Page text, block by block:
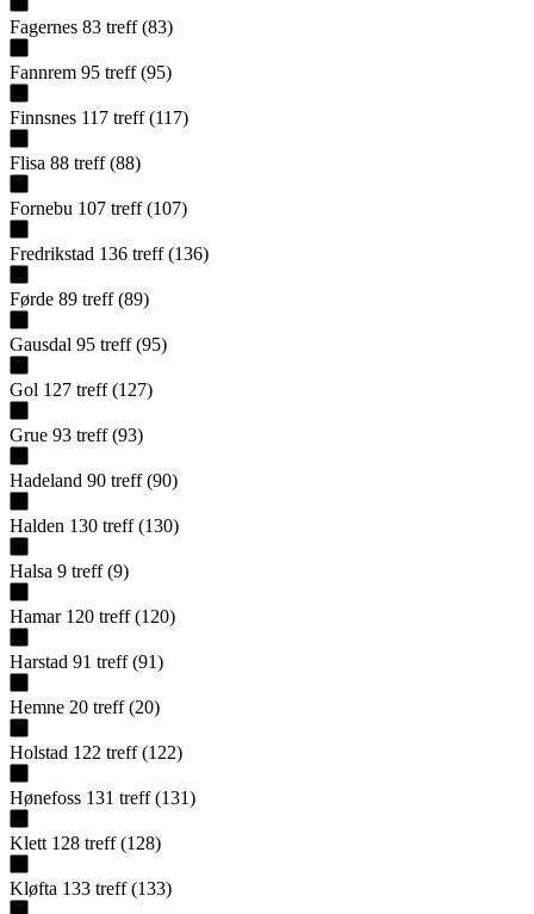
Fagernes 83 treff (83)
Fannrem 95 treff (95)
Finnsnes 117 treff (117)
Flisa 88 treff (88)
Fornebu 107 treff (107)
Fredrikstad 136 treff (136)
Førde 89 treff (89)
Gausdal 95 treff (95)
Gol 127 treff (127)
Grue 93 treff (93)
Hadeland 90 treff (90)
Halden 130 treff (130)
Halsa 9 treff (9)
Hamar 120 treff (120)
Harstad 91 treff (91)
Hemne 20 treff (20)
Holstad 122 treff (122)
Hønefoss 131 treff (131)
Klett 128 treff (128)
Kløfta 133 treff (133)